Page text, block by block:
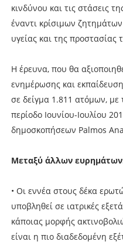
κινδύνου και τις στάσεις
έναντι κρίσιμων
υγείας και της προστασίας
Η έρευνα, που θα
ενημέρωσης και
σε δείγμα 1.811 ατόμων, με
περίοδο Ιουνίου-Ιουλίου
δημοσκοπήσεων Palmos
Μεταξύ άλλων
• Οι εννέα στους δέκα
υποβληθεί σε ιατρικές
κάποιας μορφής
είναι η πιο διαδεδομένη